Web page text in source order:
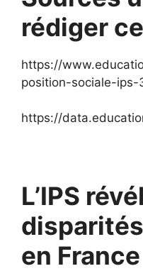
rédiger
https://
position-sociale-ips-
https://
L’IPS
en France